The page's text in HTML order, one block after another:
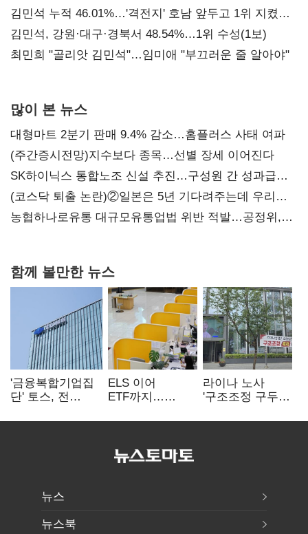
김민석 누적 46.01%…'격전지' 호남 앞두고 1위 지켰다
(2보)
김민석, 강원·대구·경북서 48.54%…1위 수성(1보)
최민희 "골리앗 김민석"…임미애 "부끄러운 줄 알아야"
많이 본 뉴스
대형마트 2분기 판매 9.4% 감소…홈플러스 사태 여파
(주간증시전망)지수보다 종목…선별 장세 이어진다
SK하이닉스 통합노조 신설 추진…구성원 간 성과급
불만 확산
(코스닥 퇴출 논란)②일본은 5년 기다려주는데 우리는
당장 퇴출?…시간만으론 부족한 코스닥 구하기
농협하나로유통 대규모유통업법 위반 적발…공정위,
함께 볼만한 뉴스
'금융복합기업집
단' 토스, 전
표준화
ELS 이어
ETF까지…
제동 걸린 은행
라이나 노사
'구조조정 구두
뉴스
뉴스북